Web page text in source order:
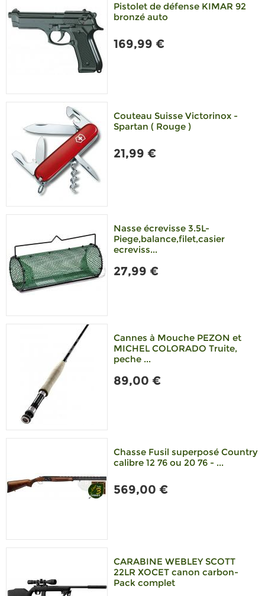
Pistolet de défense KIMAR 92
bronzé auto
169,99 €
Couteau Suisse Victorinox -
Spartan ( Rouge )
21,99 €
Nasse écrevisse 3.5L-
Piege,balance,filet,casier
ecreviss...
27,99 €
Cannes à Mouche PEZON et
MICHEL COLORADO Truite,
peche ...
89,00 €
Chasse Fusil superposé Country
calibre 12 76 ou 20 76 - ...
569,00 €
CARABINE WEBLEY SCOTT
22LR XOCET canon carbon-
Pack complet